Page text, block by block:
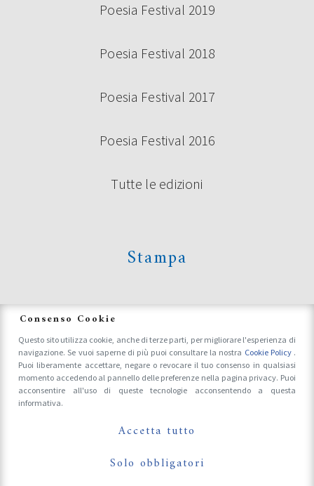
Poesia Festival 2019
Poesia Festival 2018
Poesia Festival 2017
Poesia Festival 2016
Tutte le edizioni
Stampa
Accrediti Stampa e Fotografi
Follow Us On
Consenso Cookie
Questo sito utilizza cookie, anche di terze parti, per migliorare l'esperienza di
navigazione. Se vuoi saperne di più puoi consultare la nostra Cookie Policy .
Puoi liberamente accettare, negare o revocare il tuo consenso in qualsiasi
momento accedendo al pannello delle preferenze nella pagina privacy. Puoi
acconsentire all'uso di queste tecnologie acconsentendo a questa
informativa.
Accetta tutto
Solo obbligatori